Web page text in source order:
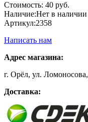
Стоимость: 40 руб.
Наличие:Нет в
Артикул:2358
Написать нам
Адрес магазина:
г. Орёл, ул.
Доставка: